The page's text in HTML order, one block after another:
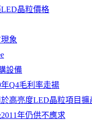
晶粒價格
象
設備
Q4毛利率走揚
高亮度LED晶粒項目擴
年仍供不應求